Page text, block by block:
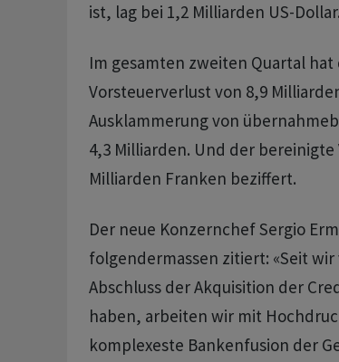
ist, lag bei 1,2 Milliarden US-Dollar.
Im gesamten zweiten Quartal hat
Vorsteuerverlust von 8,9
Ausklammerung von
4,3 Milliarden. Und der
Milliarden Franken beziffert.
Der neue Konzernchef Sergio
folgendermassen zitiert: «Seit
Abschluss der Akquisition der
haben, arbeiten wir mit
komplexeste Bankenfusion der